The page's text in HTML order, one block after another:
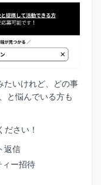
たいけれど、どの事
と悩んでいる方も
さい！
返信
ィー招待